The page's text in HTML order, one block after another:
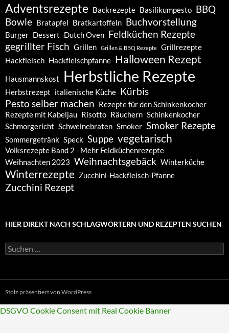
Adventsrezepte Backrezepte Basilikumpesto BBQ
Bowle Bratapfel Bratkartoffeln Buchvorstellung
Burger Dessert Dutch Oven Feldküchen Rezepte
gegrillter Fisch Grillen Grillen & BBQ Rezepte
Grillrezepte
Hackfleisch Hackfleischpfanne Halloween Rezept
Hausmannskost Herbstliche Rezepte
Herbstrezept italienische Küche Kürbis
Pesto selber machen Rezepte für den Schinkenkocher
Rezepte mit Kabeljau Risotto Räuchern Schinkenkocher
Schmorgericht Schweinebraten Smoker Smoker Rezepte
Sommergetränk Speck Suppe vegetarisch
Volksrezepte Band 2 - Mehr Feldküchenrezepte
Weihnachten 2023 Weihnachtsgebäck Winterküche
Winterrezepte Zucchini-Hackfleisch-Pfanne
Zucchini Rezept
HIER DIREKT NACH SCHLAGWÖRTERN UND REZEPTEN SUCHEN
Suchen
nach:
Stolz präsentiert von WordPress
DSGVO Cookie Consent mit Real Cookie Banner